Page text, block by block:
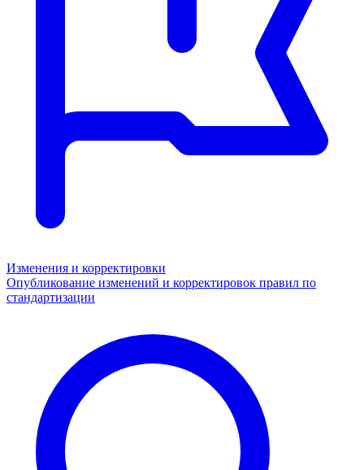
Изменения и корректировки
Опубликование изменений и корректировок правил по
стандартизации